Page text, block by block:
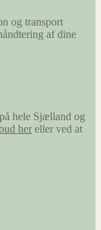
og transport
af dine
hele Sjælland og
her eller ved at